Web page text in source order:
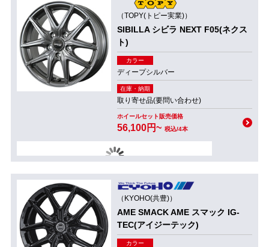
（TOPY(トピー実業)）
SIBILLA シビラ NEXT F05(ネクス
ト)
カラー
ディープシルバー
在庫・納期
取り寄せ品(要問い合わせ)
ホイールセット販売価格
56,100円~ 税込/4本
（KYOHO(共豊)）
AME SMACK AME スマック IG-
TEC(アイジーテック)
カラー